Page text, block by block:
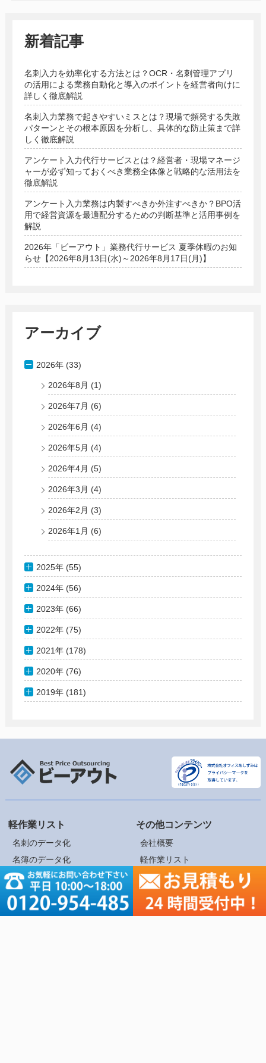
新着記事
名刺入力を効率化する方法とは？OCR・名刺管理アプリ
の活用による業務自動化と導入のポイントを経営者向けに
詳しく徹底解説
名刺入力業務で起きやすいミスとは？現場で頻発する失敗
パターンとその根本原因を分析し、具体的な防止策まで詳
しく徹底解説
アンケート入力代行サービスとは？経営者・現場マネージ
ャーが必ず知っておくべき業務全体像と戦略的な活用法を
徹底解説
アンケート入力業務は内製すべきか外注すべきか？BPO活
用で経営資源を最適配分するための判断基準と活用事例を
解説
2026年「ビーアウト」業務代行サービス 夏季休暇のお知
らせ【2026年8月13日(水)～2026年8月17日(月)】
アーカイブ
2026年 (33)
2026年8月 (1)
2026年7月 (6)
2026年6月 (4)
2026年5月 (4)
2026年4月 (5)
2026年3月 (4)
2026年2月 (3)
2026年1月 (6)
2025年 (55)
2024年 (56)
2023年 (66)
2022年 (75)
2021年 (178)
2020年 (76)
2019年 (181)
軽作業リスト
名刺のデータ化
名簿のデータ化
アンケート入力・集計
資料のテキスト化
画像切り抜き
その他コンテンツ
会社概要
軽作業リスト
ご依頼の流れ
Q&A